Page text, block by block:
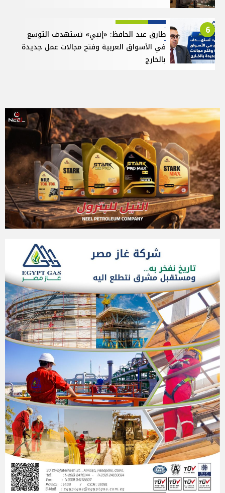
6
طارق عبد الحافظ: «إنبي» تستهدف التوسع
في الأسواق العربية وفتح مجالات عمل جديدة
بالخارج